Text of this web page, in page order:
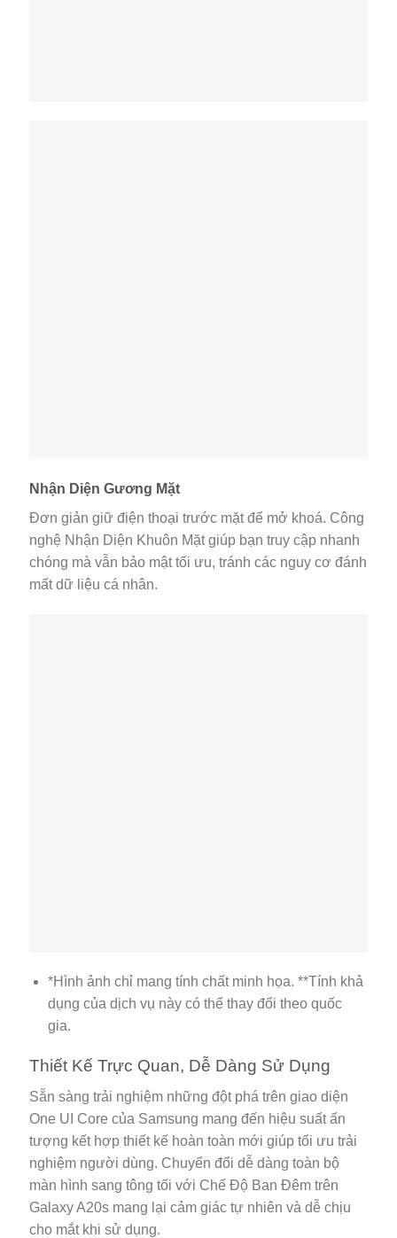
Nhận Diện Gương Mặt
Đơn giản giữ điện thoại trước mặt để mở khoá. Công
nghệ Nhận Diện Khuôn Mặt giúp bạn truy cập nhanh
chóng mà vẫn bảo mật tối ưu, tránh các nguy cơ đánh
mất dữ liệu cá nhân.
*Hình ảnh chỉ mang tính chất minh họa. **Tính khả
dụng của dịch vụ này có thể thay đổi theo quốc
gia.
Thiết Kế Trực Quan, Dễ Dàng Sử Dụng
Sẵn sàng trải nghiệm những đột phá trên giao diện
One UI Core của Samsung mang đến hiệu suất ấn
tượng kết hợp thiết kế hoàn toàn mới giúp tối ưu trải
nghiệm người dùng. Chuyển đổi dễ dàng toàn bộ
màn hình sang tông tối với Chế Độ Ban Đêm trên
Galaxy A20s mang lại cảm giác tự nhiên và dễ chịu
cho mắt khi sử dụng.